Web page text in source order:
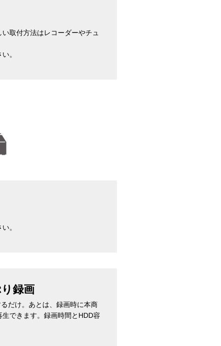
取付方法はレコーダーやチュ
。
。
録画
だけ。あとは、録画時に本商
できます。録画時間とHDD容